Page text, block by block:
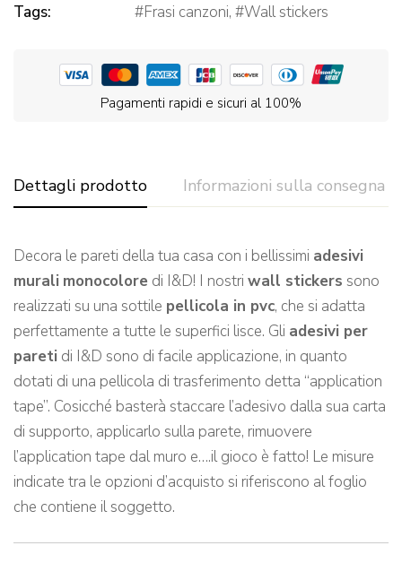
Tags:
Frasi canzoni, Wall stickers
Pagamenti rapidi e sicuri al 100%
Dettagli prodotto Informazioni sulla consegna
Decora le pareti della tua casa con i bellissimi adesivi
murali monocolore di I&D! I nostri wall stickers sono
realizzati su una sottile pellicola in pvc, che si adatta
perfettamente a tutte le superfici lisce. Gli adesivi per
pareti di I&D sono di facile applicazione, in quanto
dotati di una pellicola di trasferimento detta “application
tape”. Cosicché basterà staccare l’adesivo dalla sua carta
di supporto, applicarlo sulla parete, rimuovere
l’application tape dal muro e….il gioco è fatto! Le misure
indicate tra le opzioni d’acquisto si riferiscono al foglio
che contiene il soggetto.